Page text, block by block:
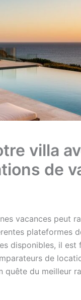
villa
de
vacances peut
plateformes
disponibles, il est
de
quête du meilleur